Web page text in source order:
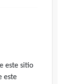
este sitio
este